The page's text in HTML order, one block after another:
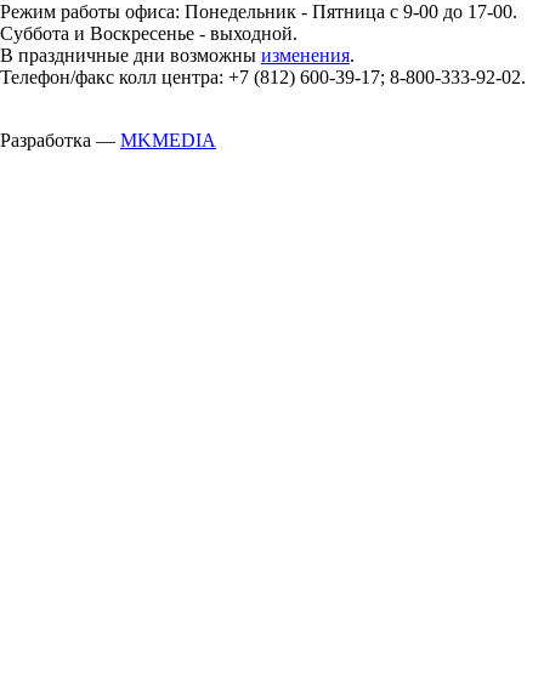
Режим работы офиса: Понедельник - Пятница с 9-00 до 17-00.
Суббота и Воскресенье - выходной.
В праздничные дни возможны изменения.
Телефон/факс колл центра: +7 (812) 600-39-17; 8-800-333-92-02.
Разработка — MKMEDIA